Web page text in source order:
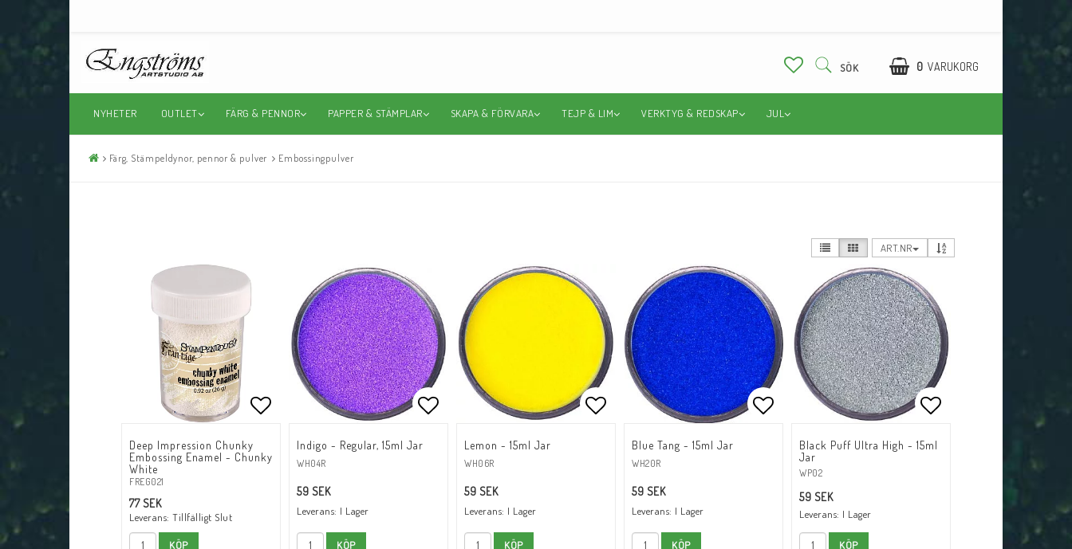
0 VARUKORG
SÖK
NYHETER OUTLET FÄRG & PENNOR PAPPER & STÄMPLAR SKAPA & FÖRVARA TEJP & LIM VERKTYG & REDSKAP JUL
Färg, Stämpeldynor, pennor & pulver Embossingpulver
ART.NR
Lägg till i favoritlistan
Deep Impression Chunky
Embossing Enamel - Chunky
White
FREG021
77 SEK
Leverans: Tillfälligt Slut
KÖP
Lägg till i favoritlistan
Indigo - Regular, 15ml Jar
WH04R
59 SEK
Leverans: I Lager
KÖP
Lägg till i favoritlistan
Lemon - 15ml Jar
WH06R
59 SEK
Leverans: I Lager
KÖP
Lägg till i favoritlistan
Blue Tang - 15ml Jar
WH20R
59 SEK
Leverans: I Lager
KÖP
Lägg till i
Black Puff Ultra High - 15ml
Jar
WP02
59 SEK
Leverans: I Lager
KÖP